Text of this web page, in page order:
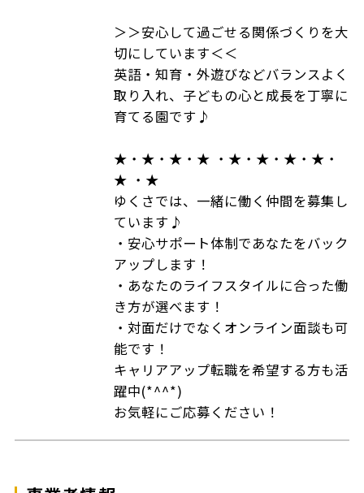
＞＞安心して過ごせる関係づくりを大
切にしています＜＜
英語・知育・外遊びなどバランスよく
取り入れ、子どもの心と成長を丁寧に
育てる園です♪
★・★・★・★ ・★・★・★・★・
★ ・★
ゆくさでは、一緒に働く仲間を募集し
ています♪
・安心サポート体制であなたをバック
アップします！
・あなたのライフスタイルに合った働
き方が選べます！
・対面だけでなくオンライン面談も可
能です！
キャリアアップ転職を希望する方も活
躍中(*^^*)
お気軽にご応募ください！